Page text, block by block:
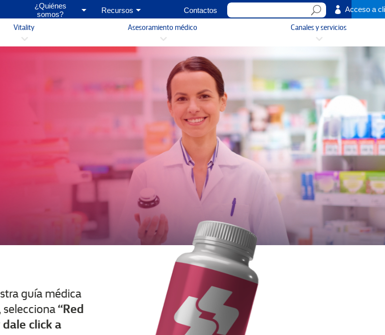
¿Quiénes
somos?
Recursos Contactos  Acceso a
Vitality
3
Asesoramiento médico
3
Canales y servicios
3
guía médica
selecciona“Red
click a